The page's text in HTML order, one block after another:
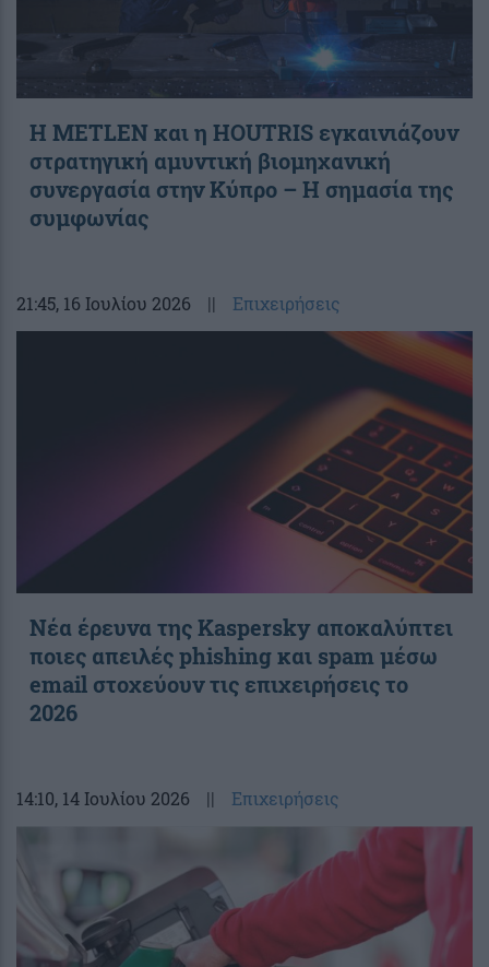
Η METLEN και η HOUTRIS εγκαινιάζουν
στρατηγική αμυντική βιομηχανική
συνεργασία στην Κύπρο – Η σημασία της
συμφωνίας
21:45, 16 Ιουλίου 2026 || Επιχειρήσεις
Νέα έρευνα της Kaspersky αποκαλύπτει
ποιες απειλές phishing και spam μέσω
email στοχεύουν τις επιχειρήσεις το
2026
14:10, 14 Ιουλίου 2026 || Επιχειρήσεις